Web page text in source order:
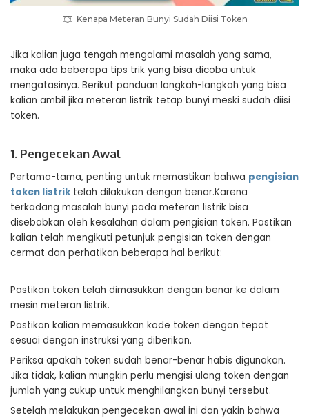
Kenapa Meteran Bunyi Sudah Diisi Token
Jika kalian juga tengah mengalami masalah yang sama,
maka ada beberapa tips trik yang bisa dicoba untuk
mengatasinya. Berikut panduan langkah-langkah yang bisa
kalian ambil jika meteran listrik tetap bunyi meski sudah diisi
token.
1. Pengecekan Awal
Pertama-tama, penting untuk memastikan bahwa pengisian
token listrik telah dilakukan dengan benar.Karena
terkadang masalah bunyi pada meteran listrik bisa
disebabkan oleh kesalahan dalam pengisian token. Pastikan
kalian telah mengikuti petunjuk pengisian token dengan
cermat dan perhatikan beberapa hal berikut:
Pastikan token telah dimasukkan dengan benar ke dalam
mesin meteran listrik.
Pastikan kalian memasukkan kode token dengan tepat
sesuai dengan instruksi yang diberikan.
Periksa apakah token sudah benar-benar habis digunakan.
Jika tidak, kalian mungkin perlu mengisi ulang token dengan
jumlah yang cukup untuk menghilangkan bunyi tersebut.
Setelah melakukan pengecekan awal ini dan yakin bahwa